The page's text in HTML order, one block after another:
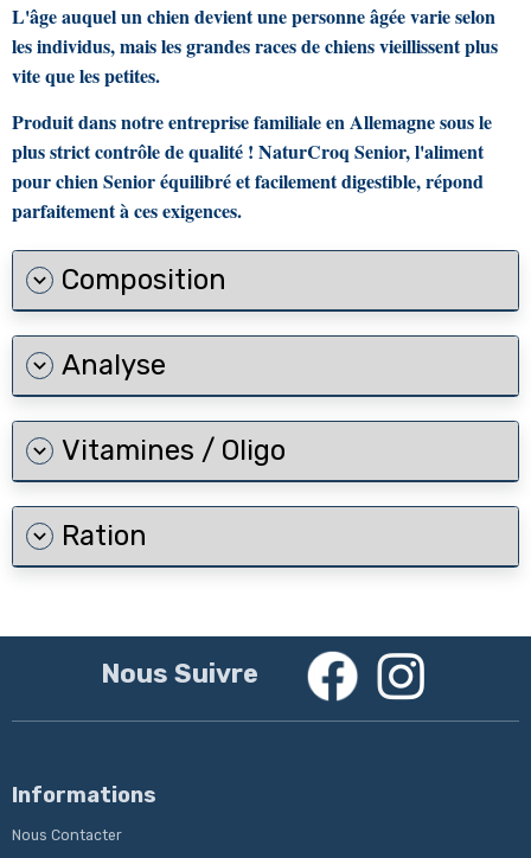
L'âge auquel un chien devient une personne âgée varie selon
les individus, mais les grandes races de chiens vieillissent plus
vite que les petites.
Produit dans notre entreprise familiale en Allemagne sous le
plus strict contrôle de qualité ! NaturCroq Senior, l'aliment
pour chien Senior équilibré et facilement digestible, répond
parfaitement à ces exigences.
Composition
Analyse
Vitamines / Oligo
Ration
Nous Suivre
Informations
Nous Contacter